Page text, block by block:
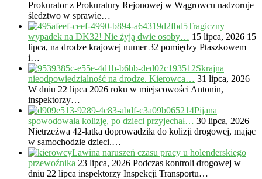
Prokurator z Prokuratury Rejonowej w Wągrowcu nadzoruje
śledztwo w sprawie…
Tragiczny
wypadek na DK32! Nie żyją dwie osoby… 15 lipca, 2026 15
lipca, na drodze krajowej numer 32 pomiędzy Ptaszkowem
i…
Skrajna
nieodpowiedzialność na drodze. Kierowca… 31 lipca, 2026
W dniu 22 lipca 2026 roku w miejscowości Antonin,
inspektorzy…
Pijana
spowodowała kolizję, po dzieci przyjechał… 30 lipca, 2026
Nietrzeźwa 42-latka doprowadziła do kolizji drogowej, mając
w samochodzie dzieci.…
Lawina naruszeń czasu pracy u holenderskiego
przewoźnika 23 lipca, 2026 Podczas kontroli drogowej w
dniu 22 lipca inspektorzy Inspekcji Transportu…